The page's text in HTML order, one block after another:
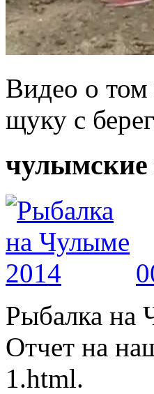
Видео о том
щуку с
Рыбалка на
Отчет на
1.html.